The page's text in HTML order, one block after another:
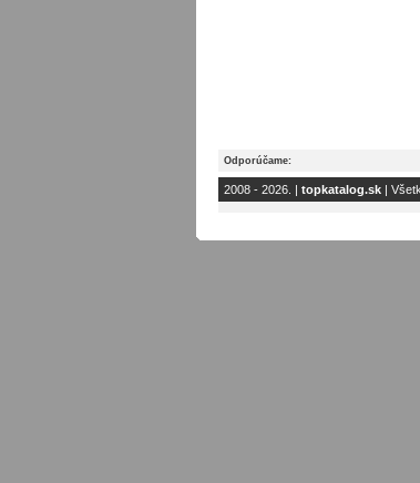
Odporúčame:
2008 - 2026. | topkatalog.sk |